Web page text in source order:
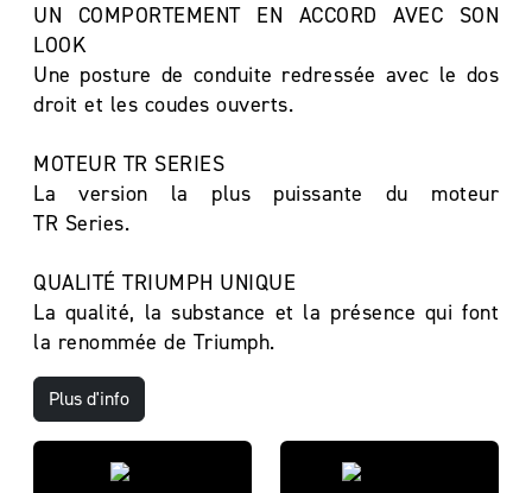
UN COMPORTEMENT EN ACCORD AVEC SON
LOOK
Une posture de conduite redressée avec le dos
droit et les coudes ouverts.
MOTEUR TR SERIES
La version la plus puissante du moteur
TR Series.
QUALITÉ TRIUMPH UNIQUE
La qualité, la substance et la présence qui font
la renommée de Triumph.
Plus d'info